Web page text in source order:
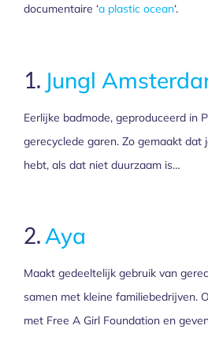
documentaire ‘a plastic ocean‘.
1. Jungl
Eerlijke badmode, geproduceerd in
gerecyclede garen. Zo gemaakt dat
hebt, als dat niet duurzaam is…
2.Aya
Maakt gedeeltelijk gebruik van
samen met kleine familiebedrijven.
met Free A Girl Foundation en